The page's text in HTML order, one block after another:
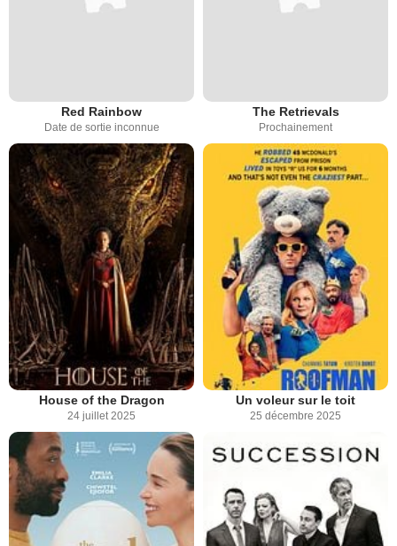
Red Rainbow
Date de sortie inconnue
The Retrievals
Prochainement
House of the Dragon
24 juillet 2025
Un voleur sur le toit
25 décembre 2025